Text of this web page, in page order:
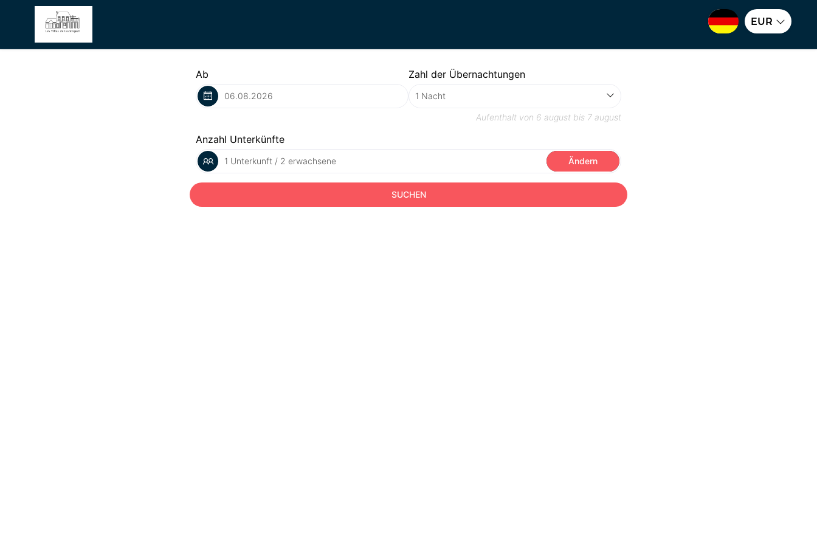
EUR
Ab Zahl der Übernachtungen
Aufenthalt von 6 august bis 7 august
Anzahl Unterkünfte
1 Unterkunft / 2 erwachsene Ändern